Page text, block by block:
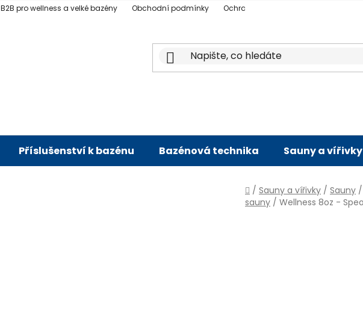
B2B pro wellness a velké bazény Obchodní podmínky Ochrana osobních údajů
Příslušenství k bazénu Bazénová technika Sauny a vířivky
Domů
/ Sauny a vířivky / Sauny /
sauny / Wellness 8oz -